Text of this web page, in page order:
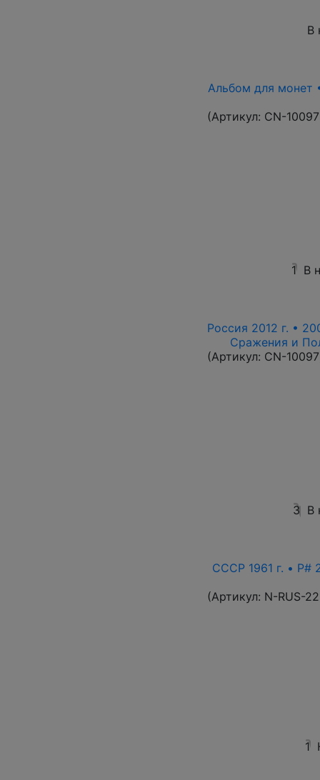
В
Альбом для монет
(Артикул: CN-
1 В
Россия 2012 г. •
Сражения и
(Артикул: CN-10097
3 В
СССР 1961 г. • P#
(Артикул: N-RUS-
1